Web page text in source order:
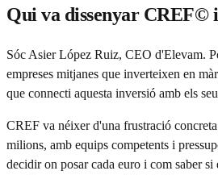
Qui va dissenyar CREF©
Sóc Asier López Ruiz, CEO d'Elevam.
empreses mitjanes que inverteixen en
que connecti aquesta inversió amb els
CREF va néixer d'una frustració
milions, amb equips competents i
decidir on posar cada euro i com saber